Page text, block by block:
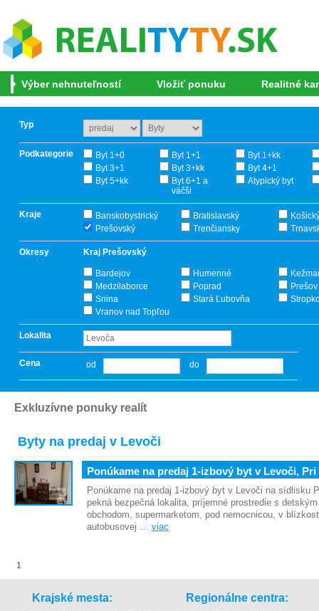
Výber nehnuteľností Vložiť ponuku Realitné
Typ
Podkategorie Byt 1+0 Byt 1+1
Byt 1+kk
Byt 3+1
Byt 3+kk
Byt 4+1
Byt 5+kk
Byt 6+1 a
väčši
Atypický byt
Kraje Banskobystrický Bratislavský
Prešovský
Trenčiansky
Okresy Kraj Prešovský
Bardejov Humenné
Medzilaborce
Poprad
Prešov
Snina
Stará Ľubovňa
Vranov nad Topľou
Lokalita
Cena od do
Exkluzívne ponuky realít
Byty na predaj v Levoči
Ponúkame na predaj 1-izbový byt v Levoči,
Ponúkame na predaj 1-izbový byt v Levoči na sídlisku
pekná bezpečná lokalita, príjemné prostredie s
obchodom, supermarketom, pod nemocnicou, v
autobusovej … viac
1
Krajské mesta: Regionálne centra: